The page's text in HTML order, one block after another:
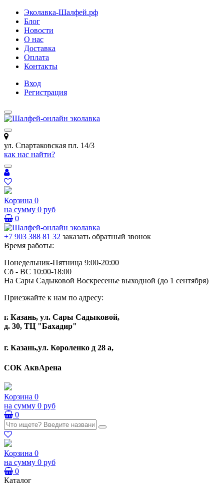
Эколавка-Шалфей.рф
Блог
Новости
О нас
Доставка
Оплата
Контакты
Вход
Регистрация
ул. Спартаковская пл. 14/3
как нас найти?
Корзина 0
на сумму 0 руб
0
+7 903 388 81 32 заказать обратный звонок
Время работы:
Понедельник-Пятница 9:00-20:00
Сб - ВС 10:00-18:00
На Сары Садыковой Воскресенье выходной (до 1 сентября)
Приезжайте к нам по адресу:
г. Казань, ул. Сары Садыковой,
д. 30, ТЦ "Бахадир"
г. Казань,ул. Короленко д 28 а,
СОК АквАрена
Корзина 0
на сумму 0 руб
0
Корзина 0
на сумму 0 руб
0
Каталог